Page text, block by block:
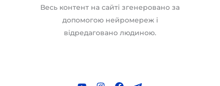
Весь контент на сайті згенеровано за
допомогою нейромереж і
відредаговано людиною.